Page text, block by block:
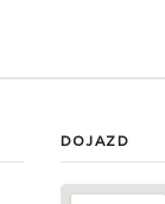
DOJAZD